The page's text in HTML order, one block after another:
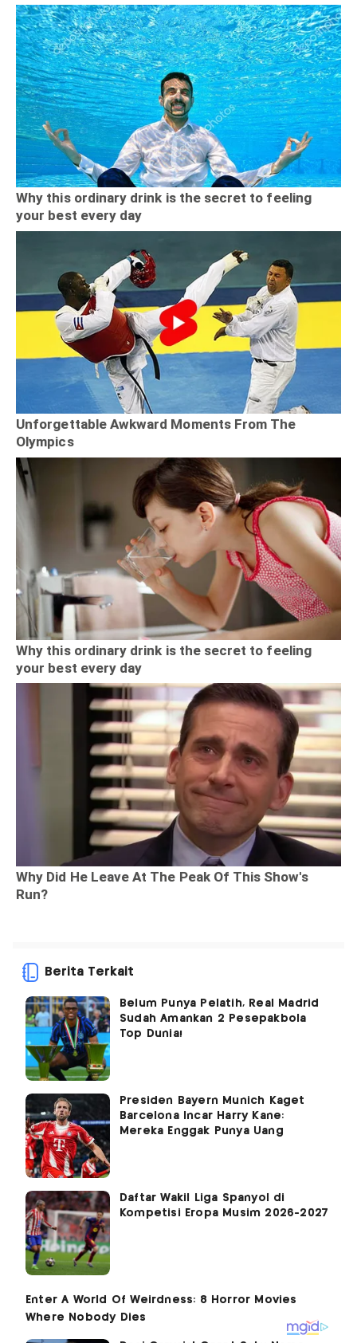
Berita Terkait
Belum Punya Pelatih, Real Madrid
Sudah Amankan 2 Pesepakbola
Top Dunia!
Presiden Bayern Munich Kaget
Barcelona Incar Harry Kane:
Mereka Enggak Punya Uang
Daftar Wakil Liga Spanyol di
Kompetisi Eropa Musim 2026-2027